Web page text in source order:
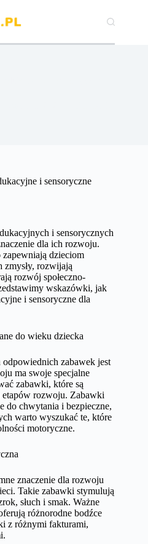
i sensoryczne
i sensorycznych
dla ich rozwoju.
dzieciom
zmysły, rozwijają
rozwój społeczno-
wskazówki, jak
i sensoryczne dla
do wieku dziecka
zabawek jest
ma swoje specjalne
zabawki, które są
etapów rozwoju. Zabawki
do chwytania i bezpieczne,
warto wyszukać te, które
motoryczne.
znaczenie dla rozwoju
Takie zabawki stymulują
słuch i smak. Ważne
różnorodne bodźce
z różnymi fakturami,